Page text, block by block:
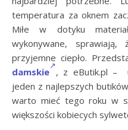
temperatura za oknem
Miłe w dotyku
wykonywane,
przyjemne ciepło.
damskie , z eButik.pl –
jeden z najlepszych
warto mieć tego roku w
większości kobiecych